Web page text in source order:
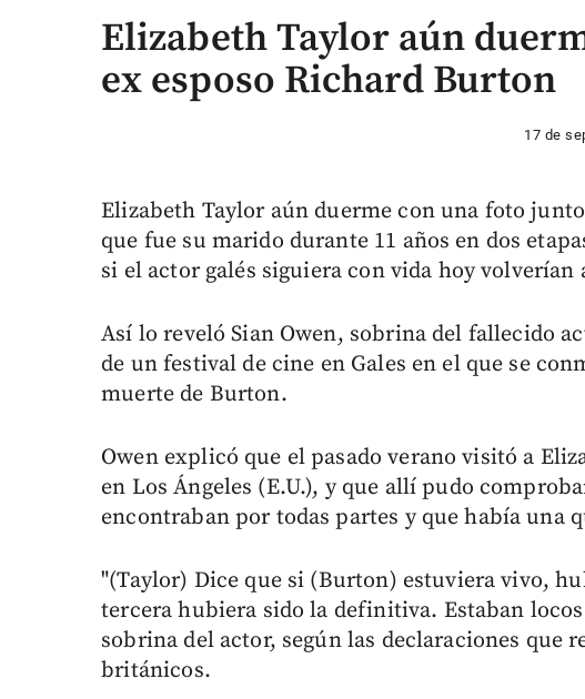
Elizabeth Taylor aún
ex esposo Richard Burton
17 de
Elizabeth Taylor aún duerme con una foto
que fue su marido durante 11 años en dos
si el actor galés siguiera con vida hoy volverían
Así lo reveló Sian Owen, sobrina del fallecido
de un festival de cine en Gales en el que se
muerte de Burton.
Owen explicó que el pasado verano visitó a
en Los Ángeles (E.U.), y que allí pudo
encontraban por todas partes y que había una
"(Taylor) Dice que si (Burton) estuviera vivo,
tercera hubiera sido la definitiva. Estaban
sobrina del actor, según las declaraciones que
británicos.